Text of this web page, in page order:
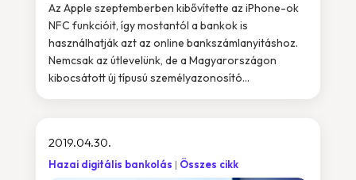
Az Apple szeptemberben kibővítette az iPhone-ok
NFC funkcióit, így mostantól a bankok is
használhatják azt az online bankszámlanyitáshoz.
Nemcsak az útlevelünk, de a Magyarországon
kibocsátott új típusú személyazonosító...
2019.04.30.
Hazai digitális bankolás Összes cikk